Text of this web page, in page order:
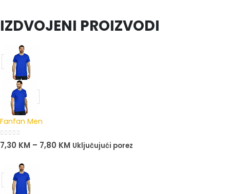
IZDVOJENI PROIZVODI
Fanfan Men
0out of 5
7,30 KM – 7,80 KM Uključujući porez